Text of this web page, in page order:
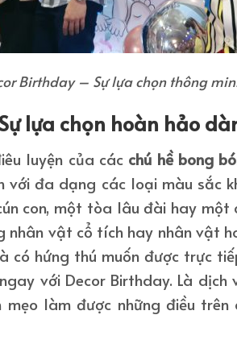
Birthday – Sự lựa chọn thông
lựa chọn hoàn hảo
luyện của các chú hề bong
với đa dạng các loại màu sắc
con, một tòa lâu đài hay
nhân vật cổ tích hay nhân vật
có hứng thú muốn được trực
với Decor Birthday. Là dịch
mẹo làm được những điều